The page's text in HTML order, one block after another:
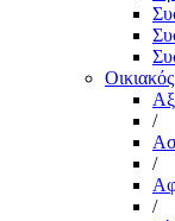
/
/
/